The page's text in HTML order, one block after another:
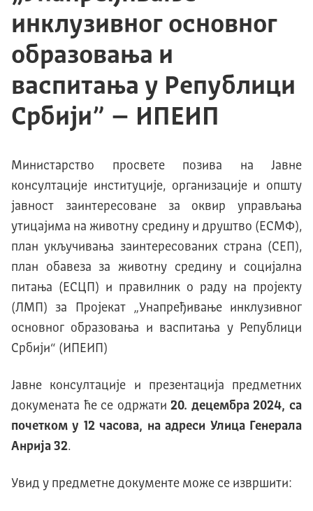
инклузивног основног
образовања и
васпитања у Републици
Србији” – ИПЕИП
Министарство просвете позива на Јавне
консултације институције, организације и општу
јавност заинтересоване за оквир управљања
утицајима на животну средину и друштво (ЕСМФ),
план укључивања заинтересованих страна (СЕП),
план обавеза за животну средину и социјална
питања (ЕСЦП) и правилник о раду на пројекту
(ЛМП) за Пројекат „Унапређивање инклузивног
основног образовања и васпитања у Републици
Србији“ (ИПЕИП)
Јавне консултације и презентација предметних
докумената ће се одржати20. децембра 2024, са
почетком у 12 часова, на адреси Улица Генерала
Анрија 32.
Увид у предметне документе може се извршити: